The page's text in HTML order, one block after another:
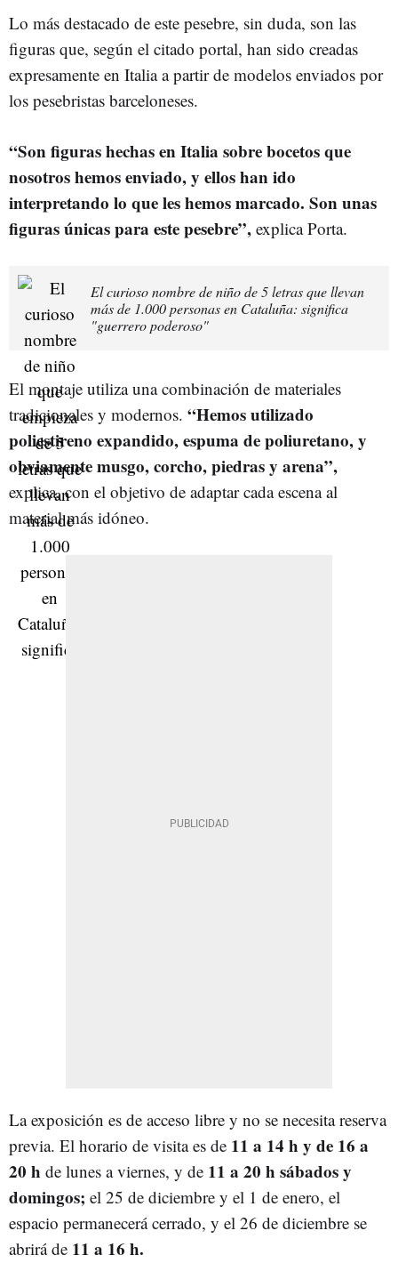
Lo más destacado de este pesebre, sin duda, son las
figuras que, según el citado portal, han sido creadas
expresamente en Italia a partir de modelos enviados por
los pesebristas barceloneses.
“Son figuras hechas en Italia sobre bocetos que
nosotros hemos enviado, y ellos han ido
interpretando lo que les hemos marcado. Son unas
figuras únicas para este pesebre”, explica Porta.
El curioso nombre de niño de 5 letras que llevan
más de 1.000 personas en Cataluña: significa
"guerrero poderoso"
El montaje utiliza una combinación de materiales
tradicionales y modernos. “Hemos utilizado
poliestireno expandido, espuma de poliuretano, y
obviamente musgo, corcho, piedras y arena”,
explica, con el objetivo de adaptar cada escena al
material más idóneo.
La exposición es de acceso libre y no se necesita reserva
previa. El horario de visita es de 11 a 14 h y de 16 a
20 h de lunes a viernes, y de 11 a 20 h sábados y
domingos; el 25 de diciembre y el 1 de enero, el
espacio permanecerá cerrado, y el 26 de diciembre se
abrirá de 11 a 16 h.